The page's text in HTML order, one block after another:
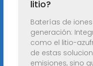
litio?
Baterías de
generación:
como el litio-
de estas
emisiones, sino